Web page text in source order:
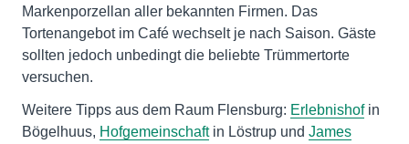
Markenporzellan aller bekannten Firmen. Das
Tortenangebot im Café wechselt je nach Saison. Gäste
sollten jedoch unbedingt die beliebte Trümmertorte
versuchen.
Weitere Tipps aus dem Raum Flensburg: Erlebnishofin
Bögelhuus, Hofgemeinschaftin Löstrup und James